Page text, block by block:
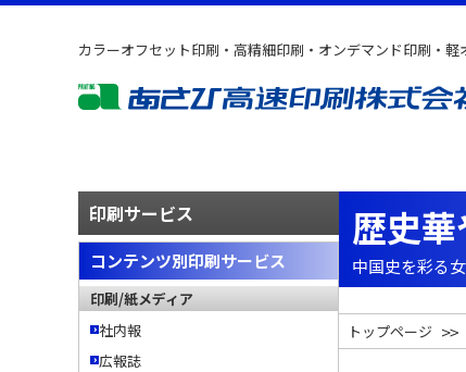
カラーオフセット印刷・高精細印刷・オンデマンド印刷・
印刷サービス
コンテンツ別印刷サービス
印刷/紙メディア
社内報
広報誌
歴史
中国史を彩る
トップページ